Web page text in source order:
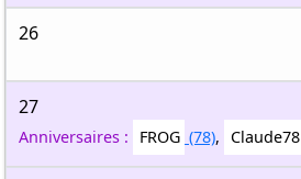
26
27
Anniversaires : FROG (78), Claude78